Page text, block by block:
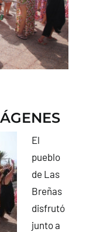
El
pueblo
de Las
Breñas
disfrutó
junto a